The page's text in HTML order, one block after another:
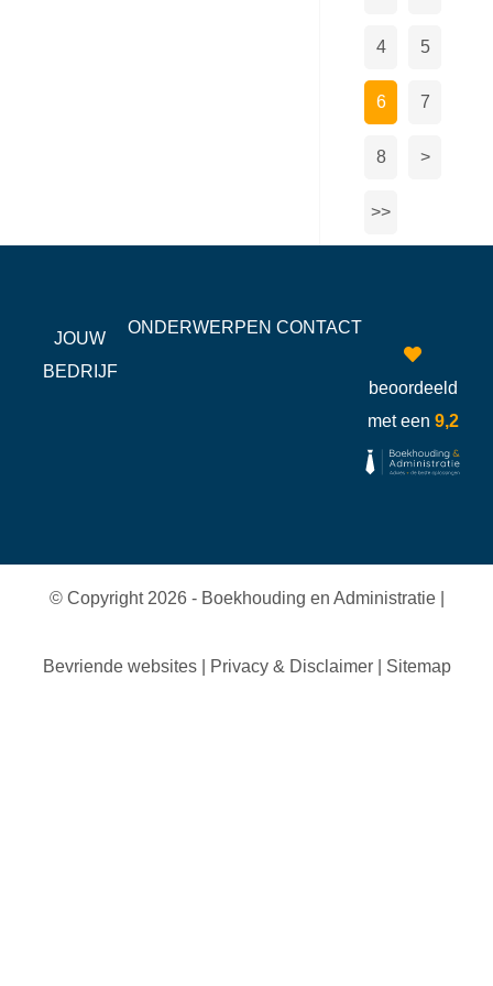
4 5
6 7
8 >
>>
JOUW
BEDRIJF
ONDERWERPEN CONTACT
beoordeeld
met een 9,2
© Copyright 2026 - Boekhouding en Administratie |
Bevriende websites| Privacy & Disclaimer| Sitemap